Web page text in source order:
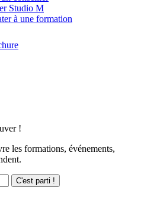
Studio M
à une formation
!
les formations, événements,
C'est parti !